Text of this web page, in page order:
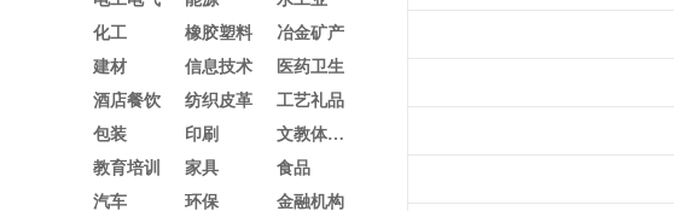
化工
橡胶塑料
冶金矿产
建材
信息技术
医药卫生
酒店餐饮
纺织皮革
工艺礼品
包装
印刷
文教体育及办公
教育培训
家具
食品
汽车
环保
金融机构